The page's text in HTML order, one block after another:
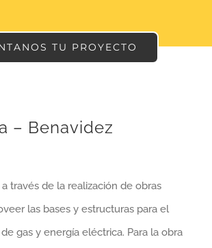
TU PROYECTO
– Benavidez
través de la realización de obras
las bases y estructuras para el
gas y energía eléctrica. Para la obra